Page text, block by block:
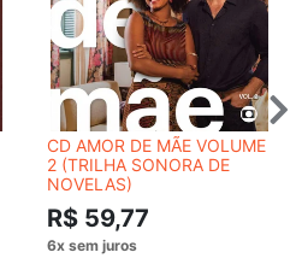
CD AMOR DE MÃE VOLUME
2 (TRILHA SONORA DE
NOVELAS)
R$ 59,77